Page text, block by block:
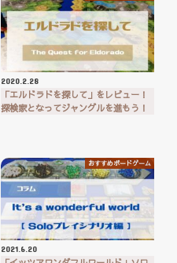
2020.2.28
「エルドラドを探して」をレビュー！
探検家となってジャングルを進もう！
おすすめボードゲーム
2021.6.20